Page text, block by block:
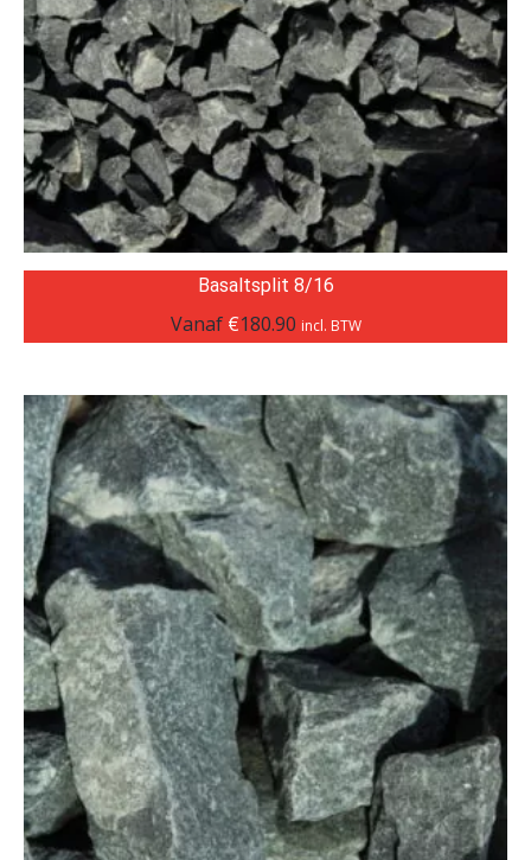
Basaltsplit 8/16
Vanaf €180.90 incl. BTW